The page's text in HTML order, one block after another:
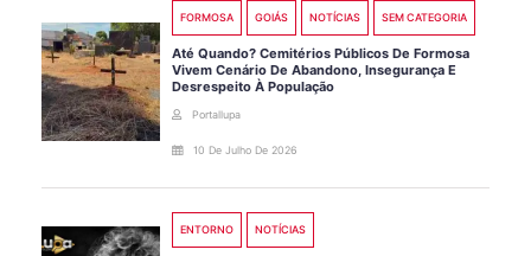
FORMOSA GOIÁS NOTÍCIAS SEM CATEGORIA
Até Quando? Cemitérios Públicos De Formosa
Vivem Cenário De Abandono, Insegurança E
Desrespeito À População
Portallupa
10 De Julho De 2026
ENTORNO NOTÍCIAS